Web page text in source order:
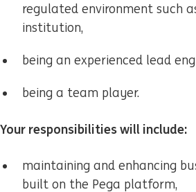
regulated environment such
institution,
being an experienced lead
being a team player.
Your responsibilities will include:
maintaining and enhancing
built on the Pega platform,